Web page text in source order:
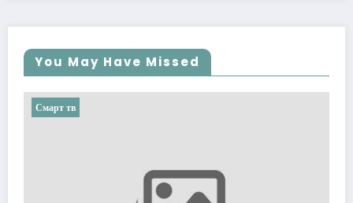
You May Have Missed
Смарт тв